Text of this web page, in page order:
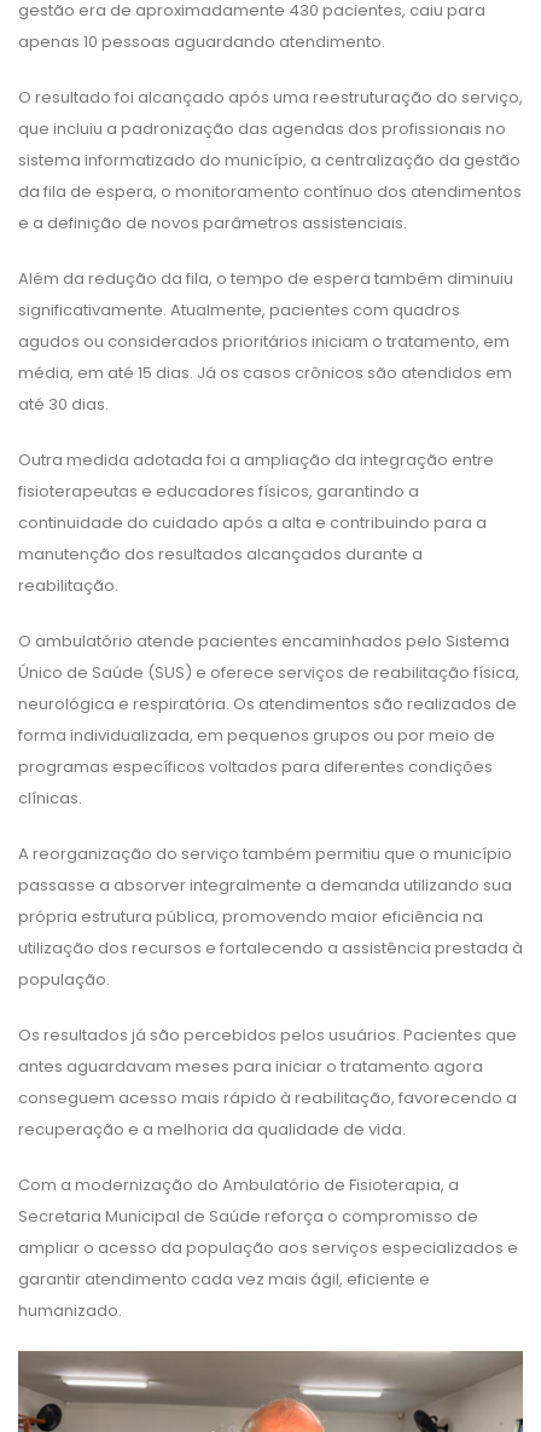
gestão era de aproximadamente 430 pacientes, caiu para
apenas 10 pessoas aguardando atendimento.
O resultado foi alcançado após uma reestruturação do serviço,
que incluiu a padronização das agendas dos profissionais no
sistema informatizado do município, a centralização da gestão
da fila de espera, o monitoramento contínuo dos atendimentos
e a definição de novos parâmetros assistenciais.
Além da redução da fila, o tempo de espera também diminuiu
significativamente. Atualmente, pacientes com quadros
agudos ou considerados prioritários iniciam o tratamento, em
média, em até 15 dias. Já os casos crônicos são atendidos em
até 30 dias.
Outra medida adotada foi a ampliação da integração entre
fisioterapeutas e educadores físicos, garantindo a
continuidade do cuidado após a alta e contribuindo para a
manutenção dos resultados alcançados durante a
reabilitação.
O ambulatório atende pacientes encaminhados pelo Sistema
Único de Saúde (SUS) e oferece serviços de reabilitação física,
neurológica e respiratória. Os atendimentos são realizados de
forma individualizada, em pequenos grupos ou por meio de
programas específicos voltados para diferentes condições
clínicas.
A reorganização do serviço também permitiu que o município
passasse a absorver integralmente a demanda utilizando sua
própria estrutura pública, promovendo maior eficiência na
utilização dos recursos e fortalecendo a assistência prestada à
população.
Os resultados já são percebidos pelos usuários. Pacientes que
antes aguardavam meses para iniciar o tratamento agora
conseguem acesso mais rápido à reabilitação, favorecendo a
recuperação e a melhoria da qualidade de vida.
Com a modernização do Ambulatório de Fisioterapia, a
Secretaria Municipal de Saúde reforça o compromisso de
ampliar o acesso da população aos serviços especializados e
garantir atendimento cada vez mais ágil, eficiente e
humanizado.